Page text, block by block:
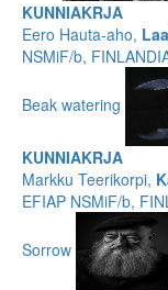
KUNNIAKRJA
Eero Hauta-aho,
NSMiF/b,
Beak watering
KUNNIAKRJA
Markku Teerikorpi,
EFIAP NSMiF/b,
Sorrow